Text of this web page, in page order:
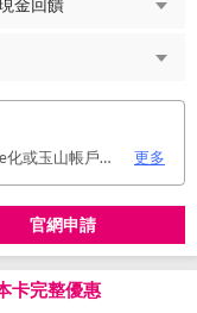
金回饋
次年年費：3000元(有條件免年費), 使用帳單e化或玉山帳戶自動扣繳信用卡款或任消費一筆享免年費優惠。
更多
官網申請
卡完整優惠